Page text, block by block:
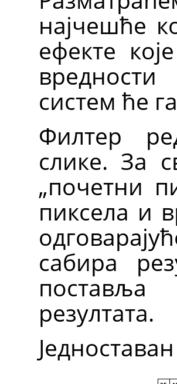
најчешће
ефекте
систем ће
Филтер
слике. За
„почетни
пиксела и
сабира
резултата.